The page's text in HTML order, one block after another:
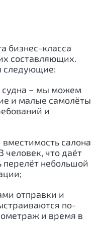
бизнес-класса
составляющих.
следующие:
судна − мы можем
и малые самолёты
и
салона
человек, что даёт
перелёт небольшой
отправки и
по-
и время в